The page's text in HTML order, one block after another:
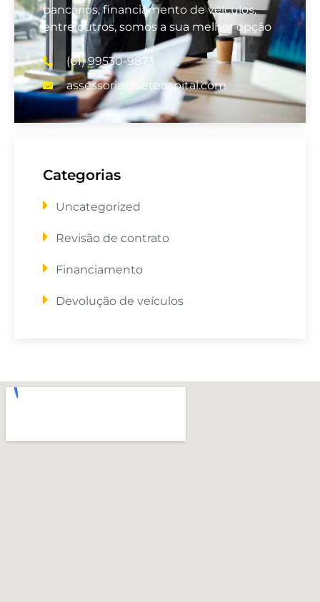
bancários, financiamento de veículos,
entre outros, somos a sua melhor opção
(61) 99530-9873
assessoria@setecapital.com
Categorias
Uncategorized
Revisão de contrato
Financiamento
Devolução de veículos